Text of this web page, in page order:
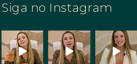
Siga no Instagram